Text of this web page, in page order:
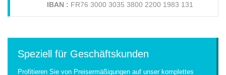
IBAN : FR76 3000 3035 3800 2200 1983 131
Speziell für Geschäftskunden
Profitieren Sie von Preisermäßigungen auf unser komplettes